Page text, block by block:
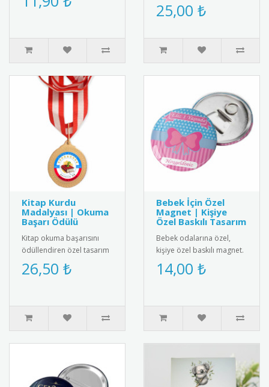
Okuyorum" rozetleri ile bu
şık ve özel tasarım "Okula
Başladım" kokartı. Kalite..
25,00 ₺
Kitap Kurdu
Madalyası | Okuma
Başarı Ödülü
Kitap okuma başarısını
ödüllendiren özel tasarım
madalya. Okuma
alışkanlığını teşvik etmek
26,50 ₺
Bebek İçin Özel
Magnet | Kişiye
Özel Baskılı Tasarım
Bebek odalarına özel,
kişiye özel baskılı magnet.
Buzdolabı, dolap ya da
ferforje süslemelerinde
14,00 ₺